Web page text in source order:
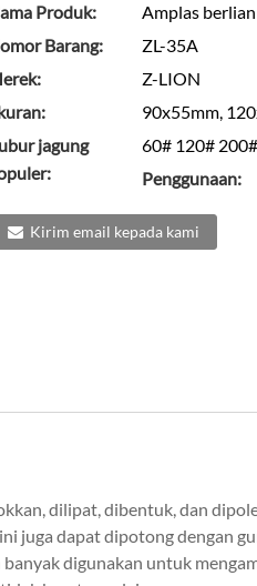
Produk:
Amplas
Barang:
ZL-35A
Z-LION
90x55mm,
jagung
60# 120#
Penggunaan:
Kirim email kepada kami
dilipat, dibentuk, dan
juga dapat dipotong dengan
digunakan untuk